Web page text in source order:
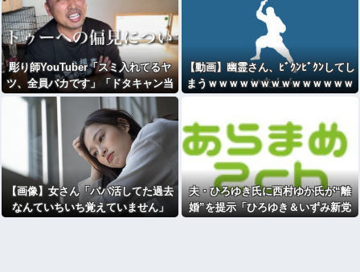
彫り師YouTuber「スミ入れてるヤ
ツ、全員バカです」「ドタキャン当
たり前、カネはない、挨拶もできな
い」
【動画】幽霊さん、ﾋﾞｸﾝﾋﾞｸﾝしてし
まうｗｗｗｗｗｗｗｗｗｗｗｗｗｗ
【画像】女さん「パパ活してた過去
なんていちいち覚えていません」
夫・ひろゆき氏に西村ゆか氏が“離
婚”を提示「ひろゆき＆いずみ新党